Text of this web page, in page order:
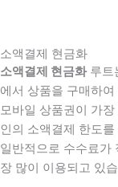
소액결제 현금화
소액결제 현금화루트
에서 상품을 구매하
모바일 상품권이 가
인의 소액결제 한도
일반적으로 수수료가
장 많이 이용되고 있